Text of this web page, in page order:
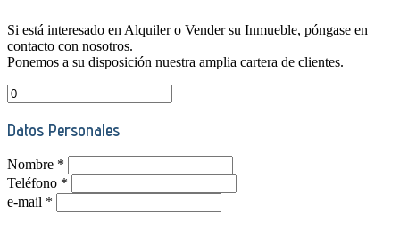
Si está interesado en Alquiler o Vender su Inmueble, póngase en
contacto con nosotros.
Ponemos a su disposición nuestra amplia cartera de clientes.
Datos Personales
Nombre *
Teléfono *
e-mail *